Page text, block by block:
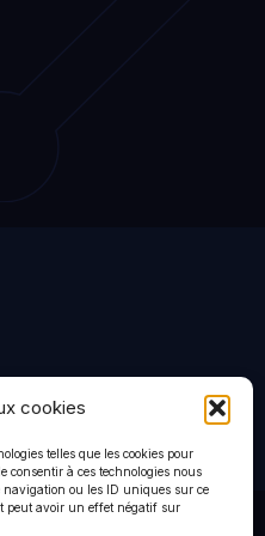
cookies
telles que les cookies pour
consentir à ces technologies nous
navigation ou les ID uniques sur ce
peut avoir un effet négatif sur
policy